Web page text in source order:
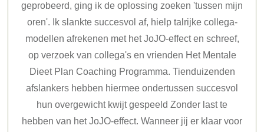
geprobeerd, ging ik de oplossing zoeken 'tussen mijn
oren'. Ik slankte succesvol af, hielp talrijke collega-
modellen afrekenen met het JoJO-effect en schreef,
op verzoek van collega's en vrienden Het Mentale
Dieet Plan Coaching Programma. Tienduizenden
afslankers hebben hiermee ondertussen succesvol
hun overgewicht kwijt gespeeld Zonder last te
hebben van het JoJO-effect. Wanneer jij er klaar voor